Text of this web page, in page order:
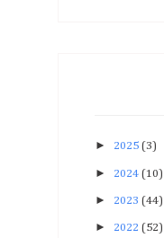
► 2025 (3)
► 2024 (10)
► 2023 (44)
► 2022 (52)